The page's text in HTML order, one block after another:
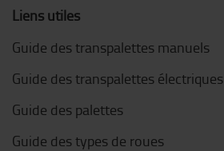
Liens utiles
Guide des transpalettes manuels
Guide des transpalettes électriques
Guide des palettes
Guide des types de roues